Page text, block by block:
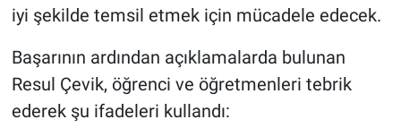
iyi şekilde temsil etmek için mücadele edecek.
Başarının ardından açıklamalarda bulunan
Resul Çevik, öğrenci ve öğretmenleri tebrik
ederek şu ifadeleri kullandı:
Magazin
Çevre
Haberde İnsan